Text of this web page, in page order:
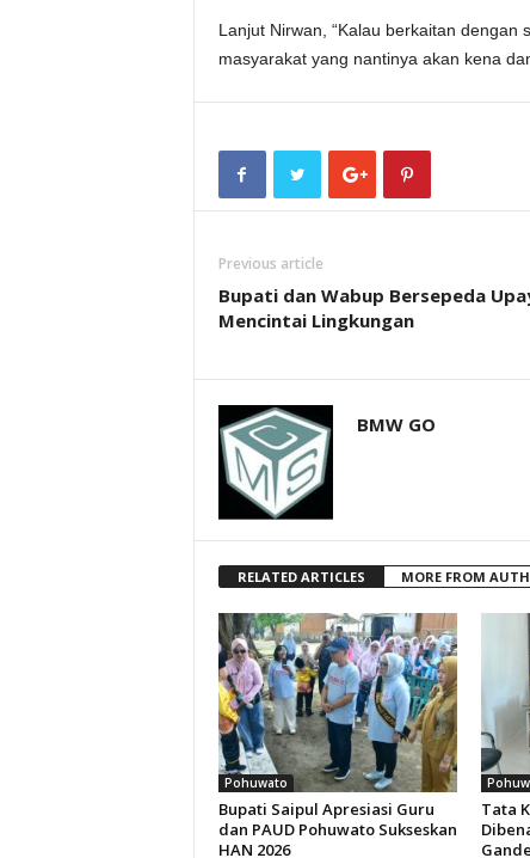
Lanjut Nirwan, “Kalau berkaitan
masyarakat yang nantinya akan kena
Previous article
Bupati dan Wabup Bersepeda
Mencintai Lingkungan
BMW GO
RELATED ARTICLES MORE FROM
Pohuwato
Bupati Saipul Apresiasi Guru
dan PAUD Pohuwato Sukseskan
HAN 2026
Tata